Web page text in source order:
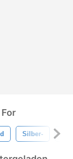
Silber-